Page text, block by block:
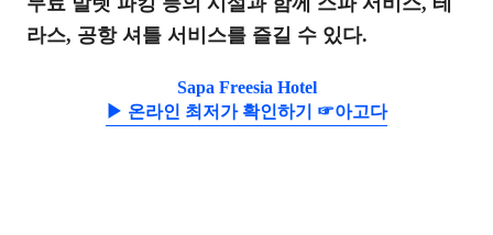
라스, 공항 셔틀 서비스를 즐길 수 있다.
Sapa Freesia Hotel
▶ 온라인 최저가 확인하기 ☞아고다